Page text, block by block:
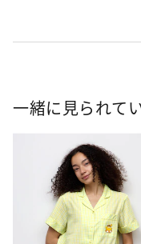
一緒に見られて